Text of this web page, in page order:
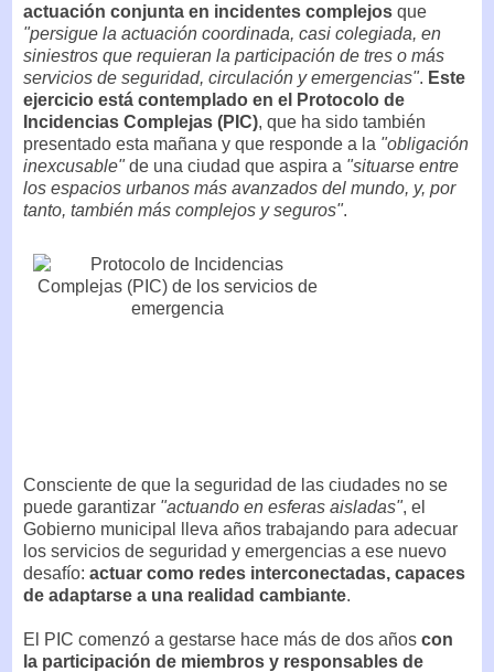
actuación conjunta en incidentes complejos que
"persigue la actuación coordinada, casi colegiada, en
siniestros que requieran la participación de tres o más
servicios de seguridad, circulación y emergencias". Este
ejercicio está contemplado en el Protocolo de
Incidencias Complejas (PIC), que ha sido también
presentado esta mañana y que responde a la "obligación
inexcusable"de una ciudad que aspira a "situarse entre
los espacios urbanos más avanzados del mundo, y, por
tanto, también más complejos y seguros".
Consciente de que la seguridad de las ciudades no se
puede garantizar "actuando en esferas aisladas", el
Gobierno municipal lleva años trabajando para adecuar
los servicios de seguridad y emergencias a ese nuevo
desafío: actuar como redes interconectadas, capaces
de adaptarse a una realidad cambiante.
El PIC comenzó a gestarse hace más de dos años con
la participación de miembros y responsables de